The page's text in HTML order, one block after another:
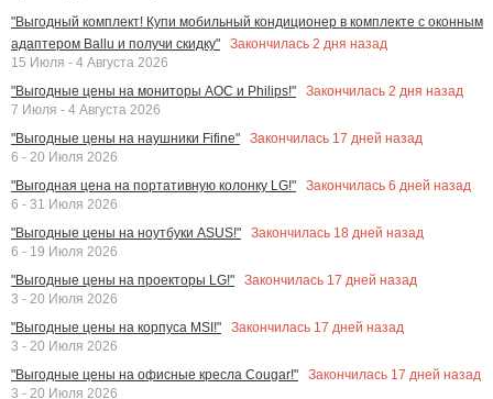
"Выгодный комплект! Купи мобильный кондиционер в комплекте с оконным
адаптером Ballu и получи скидку"
Закончилась 2 дня назад
15 Июля - 4 Августа 2026
"Выгодные цены на мониторы AOC и Philips!"
Закончилась 2 дня назад
7 Июля - 4 Августа 2026
"Выгодные цены на наушники Fifine"
Закончилась 17 дней назад
6 - 20 Июля 2026
"Выгодная цена на портативную колонку LG!"
Закончилась 6 дней назад
6 - 31 Июля 2026
"Выгодные цены на ноутбуки ASUS!"
Закончилась 18 дней назад
6 - 19 Июля 2026
"Выгодные цены на проекторы LG!"
Закончилась 17 дней назад
3 - 20 Июля 2026
"Выгодные цены на корпуса MSI!"
Закончилась 17 дней назад
3 - 20 Июля 2026
"Выгодные цены на офисные кресла Cougar!"
Закончилась 17 дней назад
3 - 20 Июля 2026